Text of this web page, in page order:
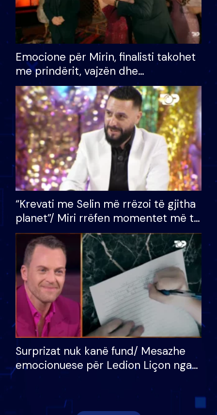
Emocione për Mirin, finalisti takohet
me prindërit, vajzën dhe
bashkëshorten: S’kemi ndonjë letër
divorci apo jo?
“Krevati me Selin më rrëzoi të gjitha
planet”/ Miri rrëfen momentet më të
bukura në shtëpinë e BB VIP: Do më
mungojë zilja e mëngjesit kur…
Surprizat nuk kanë fund/ Mesazhe
emocionuese për Ledion Liçon nga
nuk i mban dot lotët: Nuk meritoj…